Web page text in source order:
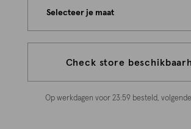
Selecteer je maat
Check store
Op werkdagen voor 23:59 besteld,